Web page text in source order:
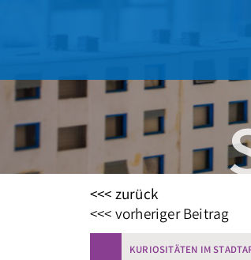
<<< zurück
<<< vorheriger Beitrag
KURIOSITÄTEN IM